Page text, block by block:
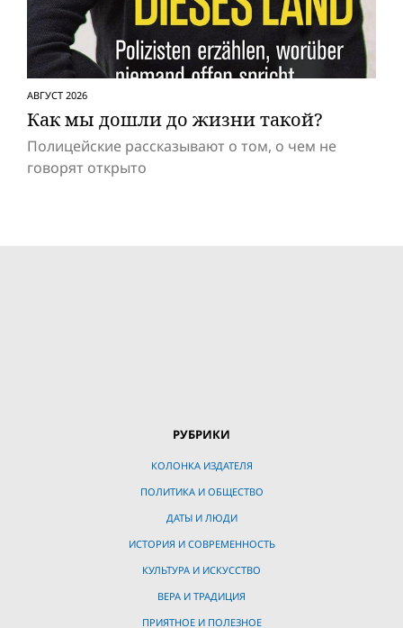
АВГУСТ 2026
Как мы дошли до жизни такой?
Полицейские рассказывают о том, о чем не
говорят открыто
РУБРИКИ
КОЛОНКА ИЗДАТЕЛЯ
ПОЛИТИКА И ОБЩЕСТВО
ДАТЫ И ЛЮДИ
ИСТОРИЯ И СОВРЕМЕННОСТЬ
КУЛЬТУРА И ИСКУССТВО
ВЕРА И ТРАДИЦИЯ
ПРИЯТНОЕ И ПОЛЕЗНОЕ